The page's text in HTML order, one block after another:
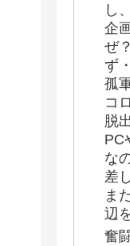
し
企
ぜ
ず
孤
コ
脱
PC
な
差
ま
辺
奮